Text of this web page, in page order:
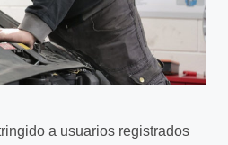
a usuarios registrados